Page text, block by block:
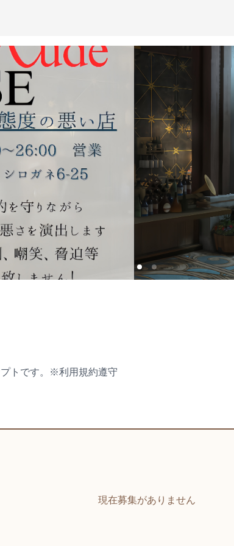
トです。※利用規約遵守
現在募集がありません